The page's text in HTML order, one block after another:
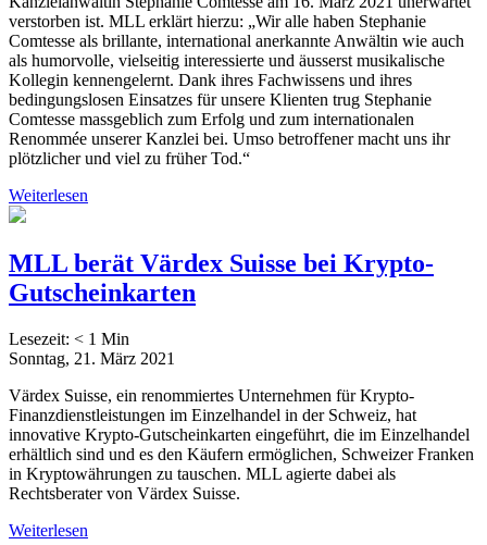
verstorben ist. MLL erklärt hierzu: „Wir alle haben Stephanie
Comtesse als brillante, international anerkannte Anwältin wie auch
als humorvolle, vielseitig interessierte und äusserst musikalische
Kollegin kennengelernt. Dank ihres Fachwissens und ihres
bedingungslosen Einsatzes für unsere Klienten trug Stephanie
Comtesse massgeblich zum Erfolg und zum internationalen
Renommée unserer Kanzlei bei. Umso betroffener macht uns ihr
plötzlicher und viel zu früher Tod.“
Weiterlesen
MLL berät Värdex Suisse bei Krypto-
Gutscheinkarten
Lesezeit: < 1 Min
Sonntag, 21. März 2021
Värdex Suisse, ein renommiertes Unternehmen für Krypto-
Finanzdienstleistungen im Einzelhandel in der Schweiz, hat
innovative Krypto-Gutscheinkarten eingeführt, die im Einzelhandel
erhältlich sind und es den Käufern ermöglichen, Schweizer Franken
in Kryptowährungen zu tauschen. MLL agierte dabei als
Rechtsberater von Värdex Suisse.
Weiterlesen